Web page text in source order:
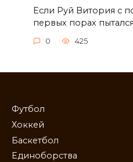
Если Руй Витория с
первых порах пытался
0 425
Футбол
Хоккей
Баскетбол
Единоборства